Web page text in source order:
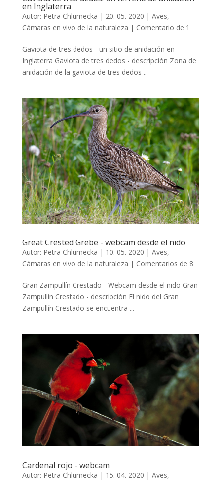
en Inglaterra
Autor: Petra Chlumecka | 20. 05. 2020 | Aves,
Cámaras en vivo de la naturaleza | Comentario de 1
Gaviota de tres dedos - un sitio de anidación en
Inglaterra Gaviota de tres dedos - descripción Zona de
anidación de la gaviota de tres dedos ...
Great Crested Grebe - webcam desde el nido
Autor: Petra Chlumecka | 10. 05. 2020 | Aves,
Cámaras en vivo de la naturaleza | Comentarios de 8
Gran Zampullín Crestado - Webcam desde el nido Gran
Zampullín Crestado - descripción El nido del Gran
Zampullín Crestado se encuentra ...
Cardenal rojo - webcam
Autor: Petra Chlumecka | 15. 04. 2020 | Aves,